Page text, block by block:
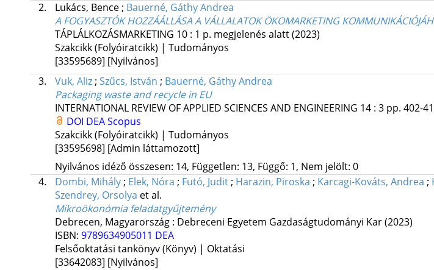
2.
Lukács, Bence; Bauerné, Gáthy Andrea
A FOGYASZTÓK HOZZÁÁLLÁSA A VÁLLALATOK ÖKOMARKETING
TÁPLÁLKOZÁSMARKETING 10: 1 p. megjelenés alatt(2023)
Szakcikk (Folyóiratcikk) | Tudományos
[33595689] [Nyilvános]
3.
Vuk, Aliz; Szűcs, István ; Bauerné, Gáthy Andrea
Packaging waste and recycle in EU
INTERNATIONAL REVIEW OF APPLIED SCIENCES AND ENGINEERING 14: 3 pp. 402-
DOI DEAScopus
Szakcikk (Folyóiratcikk) | Tudományos
[33595698] [Admin láttamozott]
Nyilvános idéző összesen: 14, Független: 13, Függő: 1, Nem jelölt: 0
4.
Dombi, Mihály; Elek, Nóra ; Futó, Judit; Harazin, Piroska ; Karcagi-Kováts, Andrea ;
Szendrey, Orsolya et al.
Mikroökonómia feladatgyűjtemény
Debrecen, Magyarország : Debreceni Egyetem Gazdaságtudományi Kar(2023)
ISBN: 9789634905011 DEA
Felsőoktatási tankönyv (Könyv) | Oktatási
[33642083] [Nyilvános]